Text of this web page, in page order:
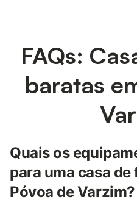
FAQs:
baratas
Quais os
para uma casa
Póvoa de Varzim?